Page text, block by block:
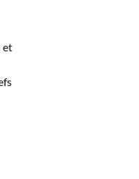
et